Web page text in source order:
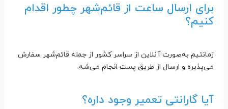
برای ارسال ساعت از قائم‌شهر چطور اقدام
کنیم؟
زمانتیم به‌صورت آنلاین از سراسر کشور از جمله قائم‌شهر سفارش
می‌پذیره و ارسال از طریق پست انجام می‌شه.
آیا گارانتی تعمیر وجود داره؟